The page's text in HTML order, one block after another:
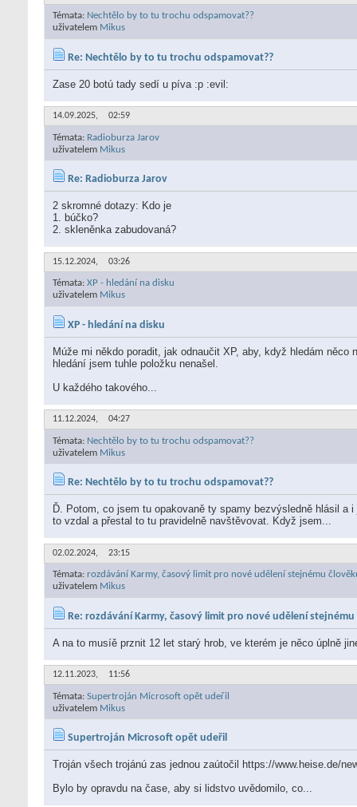
Témata: Nechtělo by to tu trochu odspamovat??
uživatelem Mikus
Re: Nechtělo by to tu trochu odspamovat??
Zase 20 botú tady sedí u píva :p :evil:
14.09.2025, 02:59
Témata: Radioburza Jarov
uživatelem Mikus
Re: Radioburza Jarov
2 skromné dotazy: Kdo je
1. búčko?
2. skleněnka zabudovaná?
15.12.2024, 03:26
Témata: XP - hledání na disku
uživatelem Mikus
XP - hledání na disku
Múže mi někdo poradit, jak odnaučit XP, aby, když hledám
hledání jsem tuhle položku nenašel.
U každého takového...
11.12.2024, 04:27
Témata: Nechtělo by to tu trochu odspamovat??
uživatelem Mikus
Re: Nechtělo by to tu trochu odspamovat??
Ď. Potom, co jsem tu opakovaně ty spamy bezvýsledně hlásil
to vzdal a přestal to tu pravidelně navštěvovat. Když jsem...
02.02.2024, 23:15
Témata: rozdávání Karmy, časový limit pro nové udělení stejnému
uživatelem Mikus
Re: rozdávání Karmy, časový limit pro nové udělení
A na to musíě prznit 12 let starý hrob, ve kterém je něco úplně
12.11.2023, 11:56
Témata: Supertroján Microsoft opět udeřil
uživatelem Mikus
Supertroján Microsoft opět udeřil
Troján všech trojánú zas jednou zaútočil https://www.heise.de/
Bylo by opravdu na čase, aby si lidstvo uvědomilo, co...